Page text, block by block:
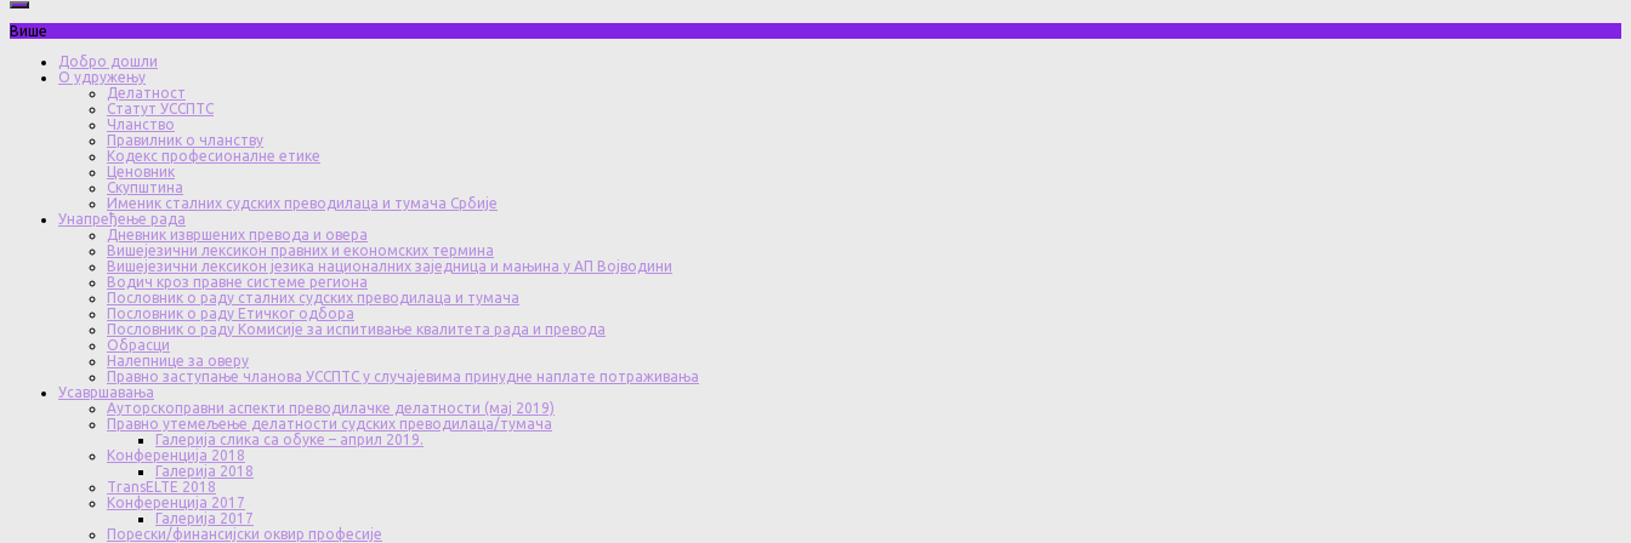
Више
Добро дошли
О удружењу
Делатност
Статут УССПТС
Чланство
Правилник о чланству
Кодекс професионалне етике
Ценовник
Скупштина
Именик сталних судских преводилаца и тумача Србије
Унапређење рада
Дневник извршених превода и овера
Вишејезични лексикон правних и економских термина
Вишејезични лексикон језика националних заједница и мањина у АП Војводини
Водич кроз правне системе региона
Пословник о раду сталних судских преводилаца и тумача
Пословник о раду Етичког одбора
Пословник о раду Комисије за испитивање квалитета рада и превода
Обрасци
Налепнице за оверу
Правно заступање чланова УССПТС у случајевима принудне наплате потраживања
Усавршавања
Ауторскоправни аспекти преводилачке делатности (мај 2019)
Правно утемељење делатности судских преводилаца/тумача
Галерија слика са обуке – април 2019.
Конференција 2018
Галерија 2018
TransELTE 2018
Конференција 2017
Галерија 2017
Порески/финансијски оквир професије